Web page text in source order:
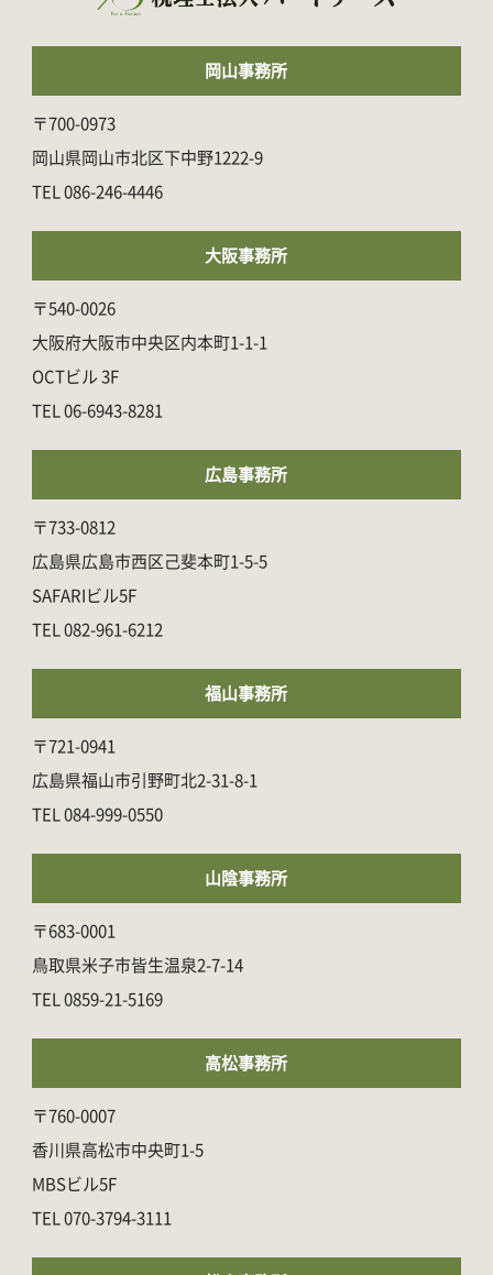
岡山事務所
〒700-0973
岡山県岡山市北区下中野1222-9
086-246-4446
大阪事務所
〒540-0026
大阪府大阪市中央区内本町1-1-1
OCTビル 3F
06-6943-8281
広島事務所
〒733-0812
広島県広島市西区己斐本町1-5-5
SAFARIビル5F
082-961-6212
福山事務所
〒721-0941
広島県福山市引野町北2-31-8-1
084-999-0550
山陰事務所
〒683-0001
鳥取県米子市皆生温泉2-7-14
0859-21-5169
高松事務所
〒760-0007
香川県高松市中央町1-5
MBSビル5F
070-3794-3111